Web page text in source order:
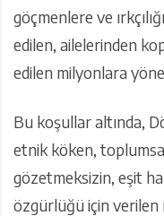
göçmenlere ve
edilen, ailelerinden
edilen milyonlara
Bu koşullar altında,
etnik köken,
gözetmeksizin, eşit
özgürlüğü için verilen